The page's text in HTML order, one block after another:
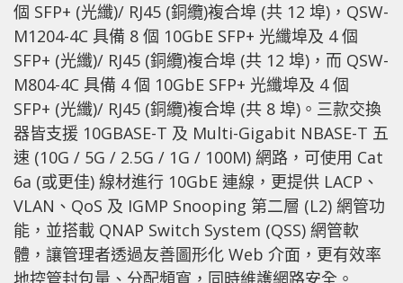
個 SFP+ (光纖)/ RJ45 (銅纜)複合埠 (共 12 埠)，QSW-
M1204-4C 具備 8 個 10GbE SFP+ 光纖埠及 4 個
SFP+ (光纖)/ RJ45 (銅纜)複合埠 (共 12 埠)，而 QSW-
M804-4C 具備 4 個 10GbE SFP+ 光纖埠及 4 個
SFP+ (光纖)/ RJ45 (銅纜)複合埠 (共 8 埠)。三款交換
器皆支援 10GBASE-T 及 Multi-Gigabit NBASE-T 五
速 (10G / 5G / 2.5G / 1G / 100M) 網路，可使用 Cat
6a (或更佳) 線材進行 10GbE 連線，更提供 LACP、
VLAN、QoS 及 IGMP Snooping 第二層 (L2) 網管功
能，並搭載 QNAP Switch System (QSS) 網管軟
體，讓管理者透過友善圖形化 Web 介面，更有效率
地控管封包量、分配頻寬，同時維護網路安全。